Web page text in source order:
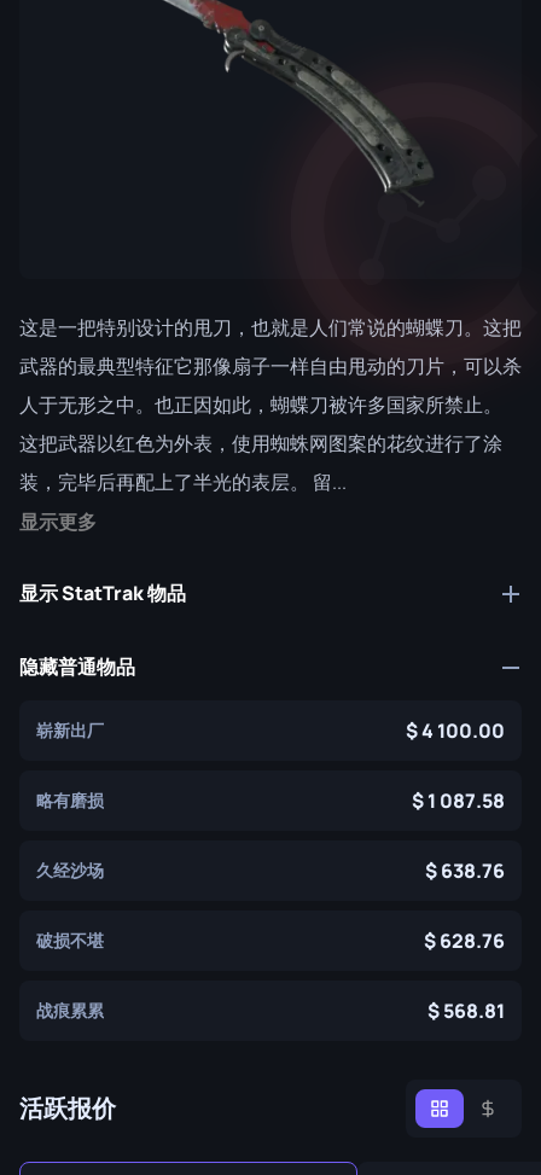
这是一把特别设计的甩刀，也就是人们常说的蝴蝶刀。这把
武器的最典型特征它那像扇子一样自由甩动的刀片，可以杀
人于无形之中。也正因如此，蝴蝶刀被许多国家所禁止。
这把武器以红色为外表，使用蜘蛛网图案的花纹进行了涂
装，完毕后再配上了半光的表层。 留...
显示更多
显示 StatTrak 物品
隐藏普通物品
崭新出厂 4 100.00
略有磨损 1 087.58
久经沙场 638.76
破损不堪 628.76
战痕累累 568.81
活跃报价